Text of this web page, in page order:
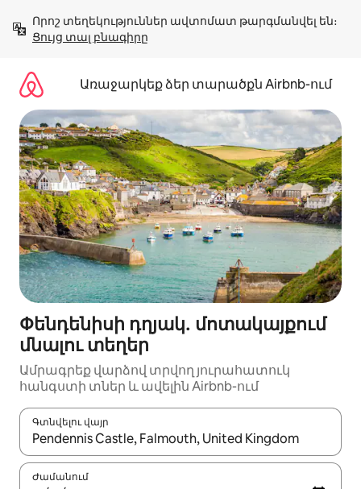
բովանդակությանը
Ցույց տալ բնագիրը
Առաջարկեք ձեր տարածքն Airbnb-ում
Փենդենիսի դղյակ․ մոտակայքում
մնալու տեղեր
Ամրագրեք վարձով տրվող յուրահատուկ
հանգստի տներ և ավելին Airbnb-ում
Գտնվելու վայր
Երբ արդյունքները հասանելի լինեն, սլաքների
Ժամանում